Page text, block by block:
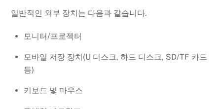
일반적인 외부 장치는 다음과 같습니다.
모니터/프로젝터
모바일 저장 장치(U 디스크, 하드 디스크, SD/TF 카드
등)
키보드 및 마우스